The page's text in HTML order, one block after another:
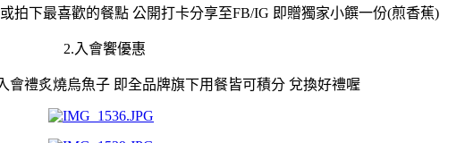
拍下最喜歡的餐點 公開打卡分享至FB/IG 即贈獨家小饌一份(煎香蕉)
2.入會饗優惠
會禮炙燒烏魚子 即全品牌旗下用餐皆可積分 兌換好禮喔